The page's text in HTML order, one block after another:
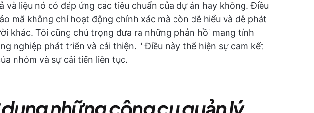
và liệu nó có đáp ứng các tiêu chuẩn của dự án hay không. Điều
mã không chỉ hoạt động chính xác mà còn dễ hiểu và dễ phát
khác. Tôi cũng chú trọng đưa ra những phản hồi mang tính
nghiệp phát triển và cải thiện. " Điều này thể hiện sự cam kết
nhóm và sự cải tiến liên tục.
dụng những công cụ quản lý